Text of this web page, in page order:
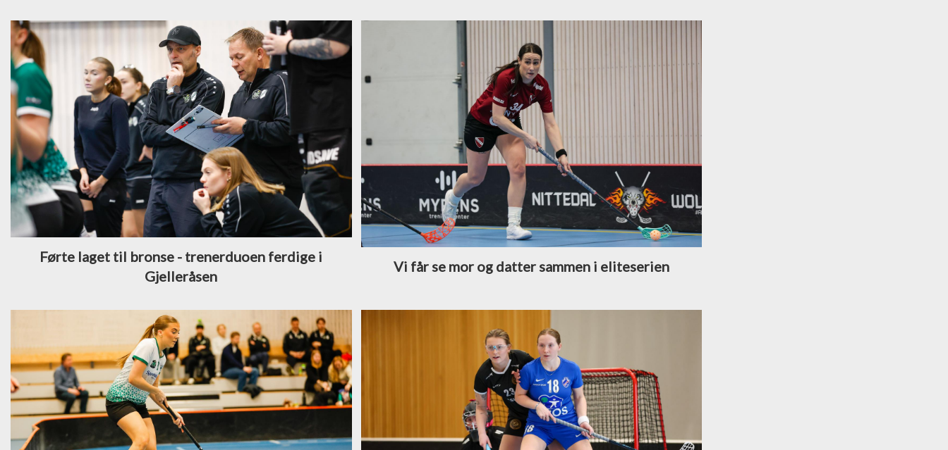
Førte laget til bronse - trenerduoen ferdige i
Gjelleråsen
Vi får se mor og datter sammen i eliteserien